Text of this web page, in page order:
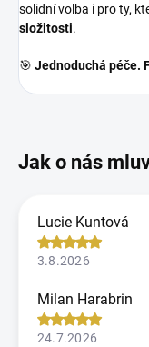
solidní volba i pro ty,
složitosti.
🎯 Jednoduchá péče.
Lucie Kuntová
3.8.2026
Milan Harabrin
24.7.2026